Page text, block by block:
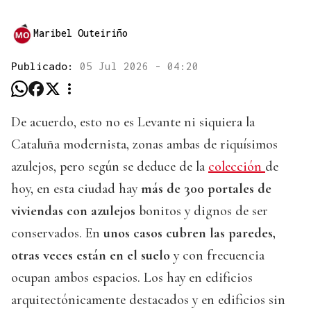
Maribel Outeiriño
Publicado: 05 Jul 2026 - 04:20
De acuerdo, esto no es Levante ni siquiera la
Cataluña modernista, zonas ambas de riquísimos
azulejos, pero según se deduce de la colección de
hoy, en esta ciudad haymás de 300 portales de
viviendas con azulejos bonitos y dignos de ser
conservados. En unos casos cubren las paredes,
otras veces están en el suelo y con frecuencia
ocupan ambos espacios. Los hay en edificios
arquitectónicamente destacados y en edificios sin